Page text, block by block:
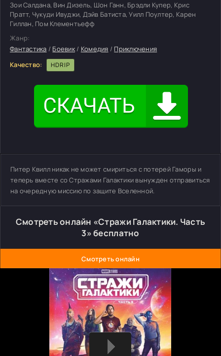
Зои Салдана, Вин Дизель, Шон Ганн, Брэдли Купер, Крис
Пратт, Чукуди Ивуджи, Дэйв Батиста, Уилл Поултер, Карен
Гиллан, Пом Клементьефф
Жанр:
Фантастика / Боевик/ Комедия / Приключения
Качество:
HDRIP
Питер Квилл никак не может смириться с потерей Гаморы и
теперь вместе со Стражами Галактики вынужден отправиться
на очередную миссию по защите Вселенной.
Смотреть онлайн «Стражи Галактики. Часть
3» бесплатно
Смотреть онлайн